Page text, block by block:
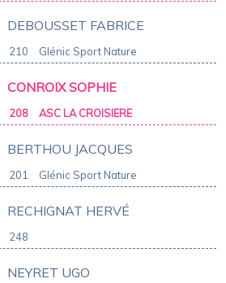
210
DEBOUSSET FABRICE
Glénic Sport Nature
208
CONROIX SOPHIE
ASC LA CROISIERE
201
BERTHOU JACQUES
Glénic Sport Nature
248
RECHIGNAT HERVÉ
NEYRET UGO